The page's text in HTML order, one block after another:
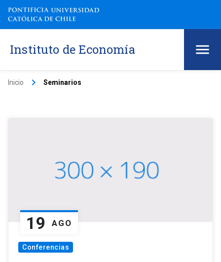
Instituto de Economía
Inicio keyboard_arrow_right Seminarios
19 AGO
Conferencias